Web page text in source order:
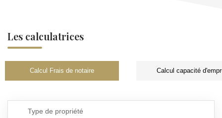
Les calculatrices
Calcul Frais de notaire Calcul capacité